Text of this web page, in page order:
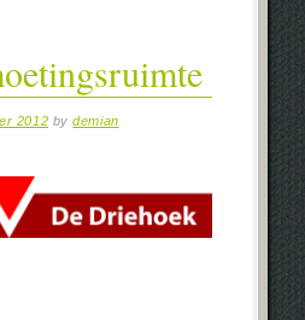
2012 bydemian